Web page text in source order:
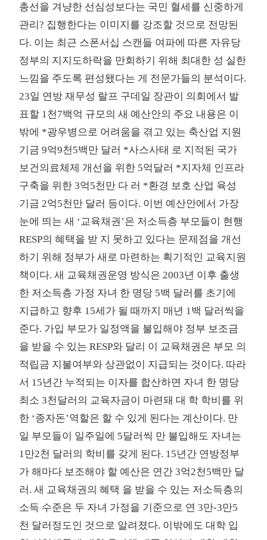
총선을 겨냥한 선심성보다는 국민 혈세를 신중하게
관리? 집행한다는 이미지를 강조할 것으로 전망된
다. 이는 최근 스폰서십 스캔들 여파에 따른 자유당
정부의 지지도하락을 만회하기 위해 최대한 성 실한
느낌을 주도록 편성됐다는 게 전문가들의 분석이다.
23일 연방 재무성 랄프 구데일 장관이 의회에서 발
표할 1천7백억 규모의 새 예산안의 주요 내용은 이
밖에 *광우병으로 어려움을 겪고 있는 축산업 지원
기금 9억9천5백만 달러 *사스사태 로 지적된 국가
보건의료체제 개선을 위한 5억달러 *지자체 인프라
구축을 위한 3억5천만 다 러 *환경 보호 산업 육성
기금 2억5천만 달러 등이다. 이번 예산안에서 가장
눈에 띄는 새 ‘교육채권’은 저소득층 부모들이 현행
RESP의 혜택을 받 지 못하고 있다는 문제점을 개선
하기 위해 정부가 새로 마련하는 획기적인 교육지원
책이다. 새 교육채권운영 방식은 2003년 이후 출생
한 저소득층 가정 자녀 한 명당 5백 달러를 초기에
지급하고 향후 15세가 될 때까지 매년 1백 달러씩을
준다. 가입 부모가 일정액을 불입해야 정부 보조금
을 받을 수 있는 RESP와 달리 이 교육채권은 부모 의
적립금 지불여부와 상관없이 지급되는 것이다. 따라
서 15년간 누적되는 이자를 합산하면 자녀 한 명당
최소 3천달러의 교육자금이 마련돼 대 학 학비를 위
한 ‘종자돈’역할은 할 수 있게 된다는 계산이다. 만
일 부모들이 일주일에 5달러씩 만 불입해도 자녀는
1만2천 달러의 학비를 갖게 된다. 15년간 연방정부
가 해마다 보조해야 할 예산은 연간 3억2천5백만 달
러. 새 교육채권의 혜택 을 받을 수 있는 저소득층의
소득 수준은 두 자녀 가정을 기준으로 연 3만-3만5
천 달러정도인 것으로 알려졌다. 이밖에도 대학 입